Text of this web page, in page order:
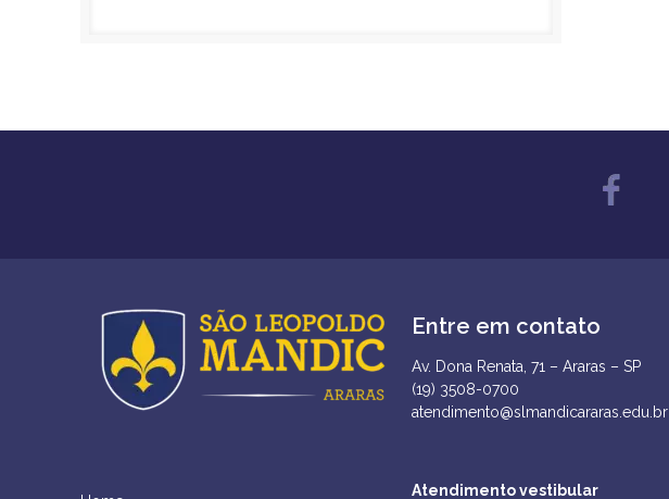
Entre em contato
Av. Dona Renata, 71 – Araras – SP
(19) 3508-0700
atendimento@slmandicararas.edu.br
Atendimento vestibular